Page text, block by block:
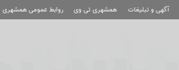
آگهی و تبلیغات همشهری تی وی روابط عمومی همشهری